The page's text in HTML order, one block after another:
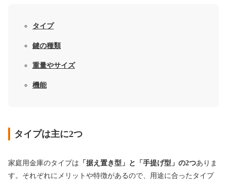
タイプ
鍵の種類
重量やサイズ
機能
タイプは主に2つ
家庭用金庫のタイプは 「据え置き型」と「手提げ型」の2つありま
す。それぞれにメリットや特徴があるので、用途に合ったタイプ